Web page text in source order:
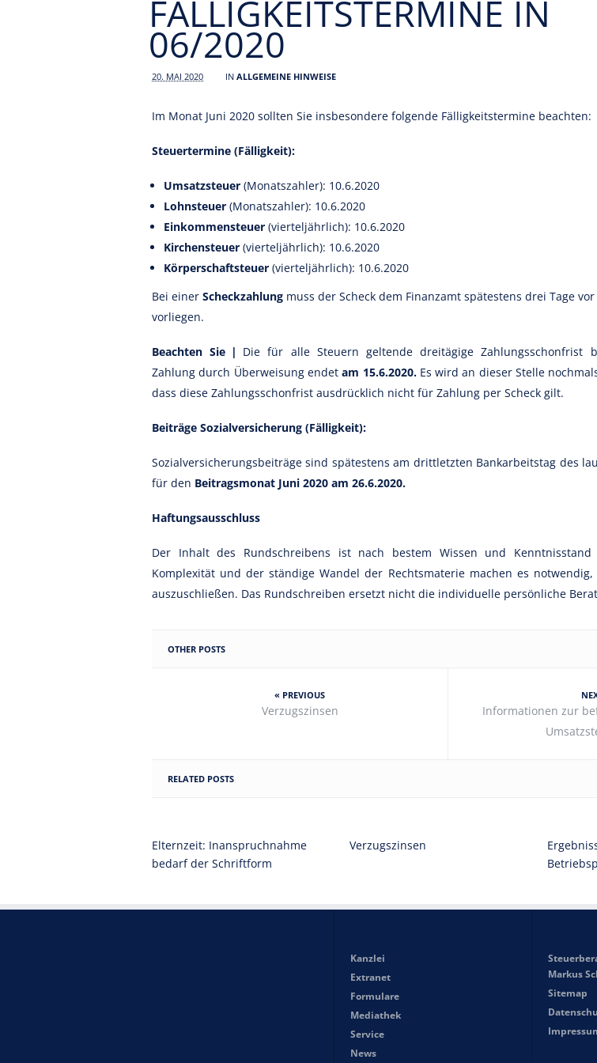
FÄLLIGKEITSTERMINE IN
06/2020
20. MAI 2020 IN ALLGEMEINE HINWEISE
Im Monat Juni 2020 sollten Sie insbesondere folgende Fälligkeitstermine beachten:
Steuertermine (Fälligkeit):
Umsatzsteuer (Monatszahler): 10.6.2020
Lohnsteuer (Monatszahler): 10.6.2020
Einkommensteuer (vierteljährlich): 10.6.2020
Kirchensteuer (vierteljährlich): 10.6.2020
Körperschaftsteuer (vierteljährlich): 10.6.2020
Bei einer Scheckzahlung muss der Scheck dem Finanzamt spätestens drei Tage
vorliegen.
Beachten Sie | Die für alle Steuern geltende dreitägige Zahlungsschonfrist
Zahlung durch Überweisung endetam 15.6.2020. Es wird an dieser Stelle
dass diese Zahlungsschonfrist ausdrücklich nicht für Zahlung per Scheck gilt.
Beiträge Sozialversicherung (Fälligkeit):
Sozialversicherungsbeiträge sind spätestens am drittletzten Bankarbeitstag des
für den Beitragsmonat Juni 2020 am 26.6.2020.
Haftungsausschluss
Der Inhalt des Rundschreibens ist nach bestem Wissen und
Komplexität und der ständige Wandel der Rechtsmaterie machen es
auszuschließen. Das Rundschreiben ersetzt nicht die individuelle persönliche
OTHER POSTS
« PREVIOUS
Verzugszinsen
Informationen zur
RELATED POSTS
Elternzeit: Inanspruchnahme
bedarf der Schriftform
Verzugszinsen
Kanzlei
Extranet
Formulare
Mediathek
Service
News
Markus
Sitemap